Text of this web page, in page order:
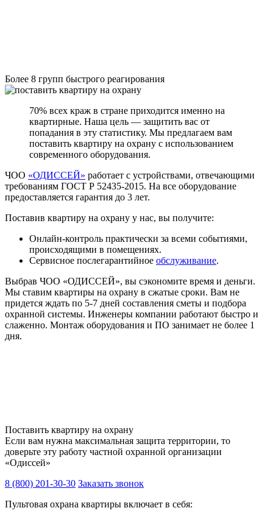
Более 8 групп быстрого реагирования
70% всех краж в стране приходится именно на
квартирные. Наша цель — защитить вас от
попадания в эту статистику. Мы предлагаем вам
поставить квартиру на охрану с использованием
современного оборудования.
ЧОО «ОДИССЕЙ» работает с устройствами, отвечающими
требованиям ГОСТ Р 52435-2015. На все оборудование
предоставляется гарантия до 3 лет.
Поставив квартиру на охрану у нас, вы получите:
Онлайн-контроль практически за всеми событиями,
происходящими в помещениях.
Сервисное послегарантийное обслуживание.
Выбрав ЧОО «ОДИССЕЙ», вы сэкономите время и деньги.
Мы ставим квартиры на охрану в сжатые сроки. Вам не
придется ждать по 5-7 дней составления сметы и подбора
охранной системы. Инженеры компании работают быстро и
слаженно. Монтаж оборудования и ПО занимает не более 1
дня.
Поставить квартиру на охрану
Если вам нужна максимальная защита территории, то
доверьте эту работу частной охранной организации
«Одиссей»
8 (800) 201-30-30 Заказать звонок
Пультовая охрана квартиры включает в себя: